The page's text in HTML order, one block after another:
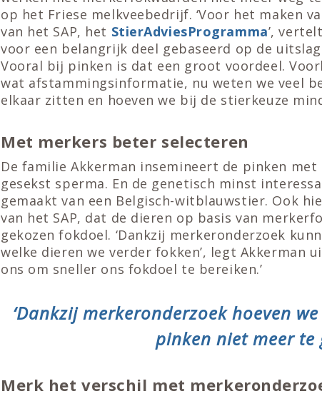
op het Friese melkveebedrijf. ‘Voor het maken
van het SAP, het StierAdviesProgramma’,
voor een belangrijk deel gebaseerd op de
Vooral bij pinken is dat een groot voordeel.
wat afstammingsinformatie, nu weten we veel
elkaar zitten en hoeven we bij de stierkeuze
Met merkers beter selecteren
De familie Akkerman insemineert de pinken
gesekst sperma. En de genetisch minst
gemaakt van een Belgisch-witblauwstier. Ook
van het SAP, dat de dieren op basis van
gekozen fokdoel. ‘Dankzij merkeronderzoek
welke dieren we verder fokken’, legt Akkerman
ons om sneller ons fokdoel te bereiken.’
‘Dankzij merkeronderzoek hoeven
pinken niet meer te
Merk het verschil met